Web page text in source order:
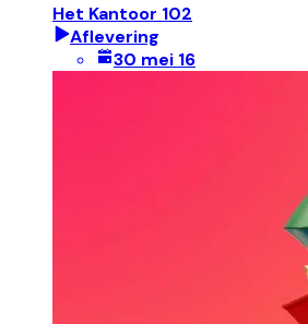
Het Kantoor 102
Aflevering
30 mei 16